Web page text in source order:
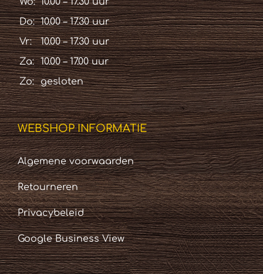
Do: 10.00 – 17.30 uur
Vr:
10.00 – 17.30 uur
Za:
10.00 – 17.00 uur
Zo:
gesloten
WEBSHOP INFORMATIE
Algemene voorwaarden
Retourneren
Privacybeleid
Google Business View